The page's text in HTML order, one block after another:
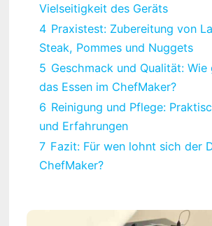
Vielseitigkeit des Geräts
4 Praxistest: Zubereitung von
Steak, Pommes und Nuggets
5 Geschmack und Qualität:
das Essen im ChefMaker?
6 Reinigung und Pflege:
und Erfahrungen
7 Fazit: Für wen lohnt sich der
ChefMaker?